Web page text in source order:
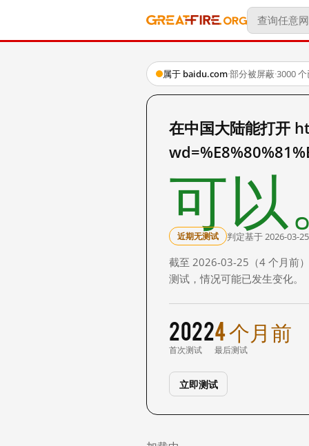
属于 baidu.com·部分被屏蔽·3000
在中国大陆能打开
可以
近期无测试 判定基于 2026-03-
截至 2026-03-25（4 个月前
测试，情况可能已发生变化。
2022
首次测试
4 个月前
最后测试
立即测试